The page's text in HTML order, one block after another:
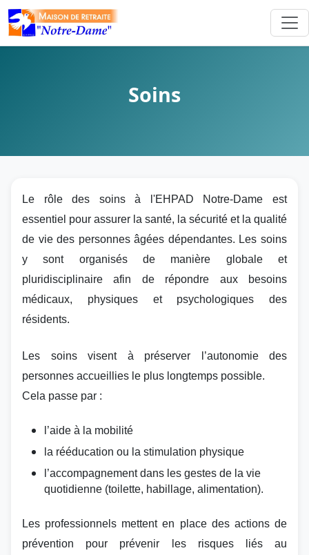
Soins
Le rôle des soins à l'EHPAD Notre-Dame est
essentiel pour assurer la santé, la sécurité et la qualité
de vie des personnes âgées dépendantes. Les soins
y sont organisés de manière globale et
pluridisciplinaire afin de répondre aux besoins
médicaux, physiques et psychologiques des
résidents.
Les soins visent à préserver l’autonomie des
personnes accueillies le plus longtemps possible.
Cela passe par :
l’aide à la mobilité
la rééducation ou la stimulation physique
l’accompagnement dans les gestes de la vie
quotidienne (toilette, habillage, alimentation).
Les professionnels mettent en place des actions de
prévention pour prévenir les risques liés au